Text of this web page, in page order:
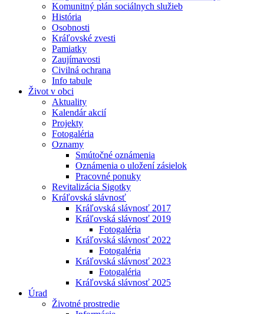
Komunitný plán sociálnych služieb
História
Osobnosti
Kráľovské zvesti
Pamiatky
Zaujímavosti
Civilná ochrana
Info tabule
Život v obci
Aktuality
Kalendár akcií
Projekty
Fotogaléria
Oznamy
Smútočné oznámenia
Oznámenia o uložení zásielok
Pracovné ponuky
Revitalizácia Sigotky
Kráľovská slávnosť
Kráľovská slávnosť 2017
Kráľovská slávnosť 2019
Fotogaléria
Kráľovská slávnosť 2022
Fotogaléria
Kráľovská slávnosť 2023
Fotogaléria
Kráľovská slávnosť 2025
Úrad
Životné prostredie